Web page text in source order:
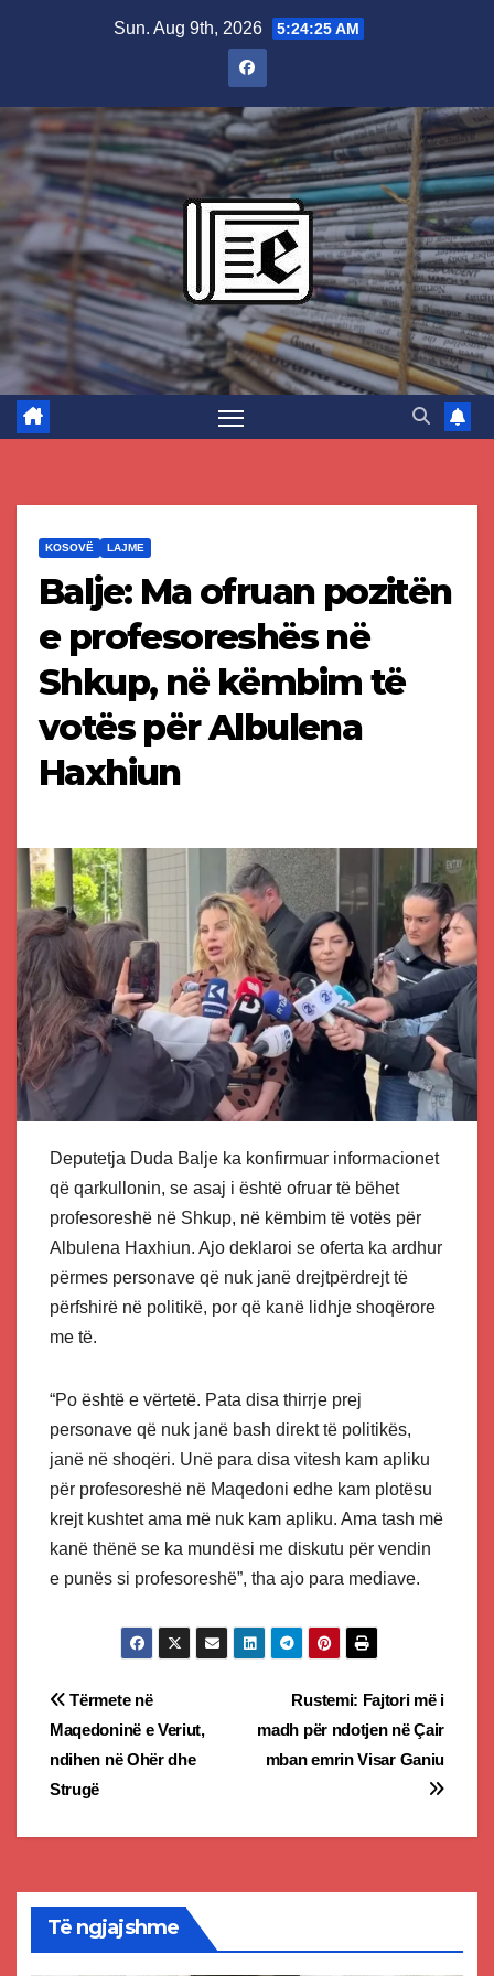
Sun. Aug 9th, 2026 5:24:26 AM
KOSOVË LAJME
Balje: Ma ofruan pozitën
e profesoreshës në
Shkup, në këmbim të
votës për Albulena
Haxhiun
Deputetja Duda Balje ka konfirmuar informacionet
që qarkullonin, se asaj i është ofruar të bëhet
profesoreshë në Shkup, në këmbim të votës për
Albulena Haxhiun. Ajo deklaroi se oferta ka ardhur
përmes personave që nuk janë drejtpërdrejt të
përfshirë në politikë, por që kanë lidhje shoqërore
me të.
“Po është e vërtetë. Pata disa thirrje prej
personave që nuk janë bash direkt të politikës,
janë në shoqëri. Unë para disa vitesh kam apliku
për profesoreshë në Maqedoni edhe kam plotësu
krejt kushtet ama më nuk kam apliku. Ama tash më
kanë thënë se ka mundësi me diskutu për vendin
e punës si profesoreshë”, tha ajo para mediave.
Post
navigation
Rustemi: Fajtori më i
madh për ndotjen në Çair
mban emrin Visar Ganiu
Tërmete në
Maqedoninë e Veriut,
ndihen në Ohër dhe
Strugë
Të ngjajshme